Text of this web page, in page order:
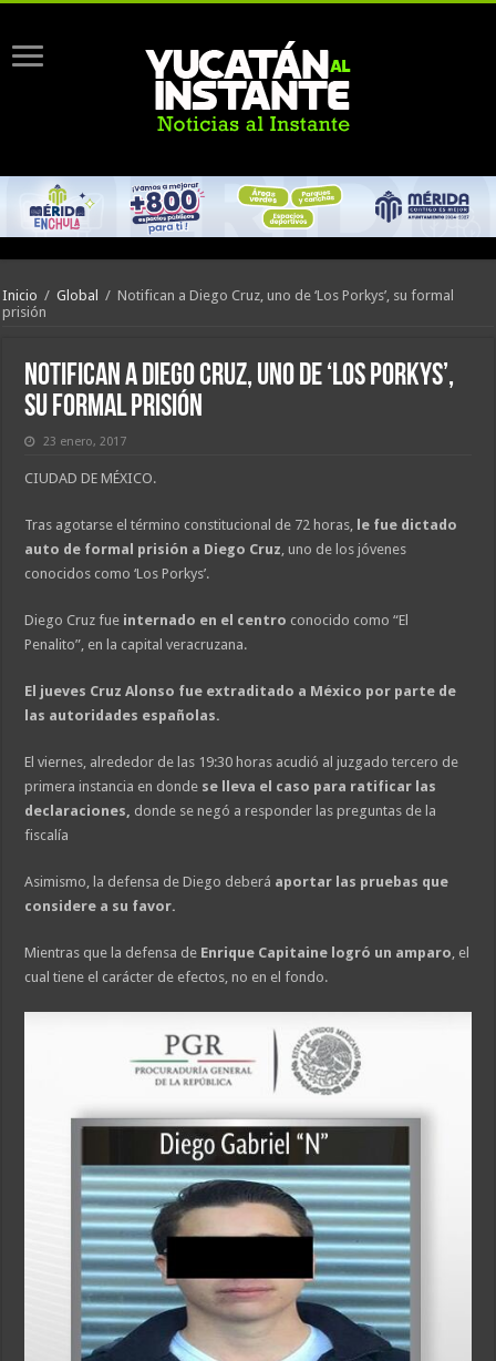
Inicio / Global / Notifican a Diego Cruz, uno de ‘Los Porkys’, su formal
prisión
Notifican a Diego Cruz, uno de ‘Los Porkys’,
su formal prisión
23 enero, 2017
CIUDAD DE MÉXICO.
Tras agotarse el término constitucional de 72 horas,
le fue dictado
auto de formal prisión a Diego Cruz , uno de los jóvenes
conocidos como ‘Los Porkys’.
Diego Cruz fue internado en el centro conocido como “El
Penalito”, en la capital veracruzana.
El jueves Cruz Alonso fue extraditado a México por parte de
las autoridades españolas.
El viernes, alrededor de las 19:30 horas acudió al juzgado tercero de
primera instancia en donde se lleva el caso para ratificar las
declaraciones, donde se negó a responder las preguntas de la
fiscalía
Asimismo, la defensa de Diego deberá aportar las pruebas que
considere a su favor.
Mientras que la defensa de Enrique Capitaine logró un amparo , el
cual tiene el carácter de efectos, no en el fondo.